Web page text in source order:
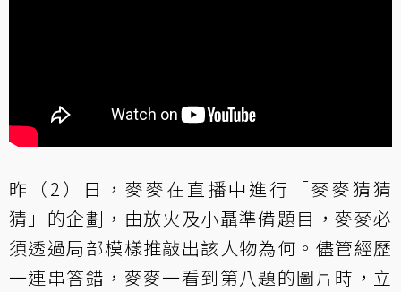
昨（2）日，麥麥在直播中進行「麥麥猜猜
猜」的企劃，由放火及小聶準備題目，麥麥必
須透過局部模樣推敲出該人物為何。儘管經歷
一連串答錯，麥麥一看到第八題的圖片時，立